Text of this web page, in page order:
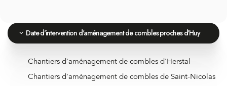
Date d'intervention d'aménagement de combles proches d'Huy
Chantiers d'aménagement de combles d'Herstal
Chantiers d'aménagement de combles de Saint-Nicolas